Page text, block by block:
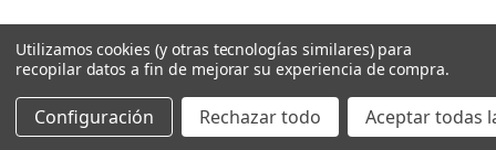
ó
n
d
Con la tecnología deBigCommerce
© 2026 GeneTaq Centro de Genética Molecular
Utilizamos cookies (y otras tecnologías similares) para
recopilar datos a fin de mejorar su experiencia de compra.
Configuración Rechazar todo Aceptar todas